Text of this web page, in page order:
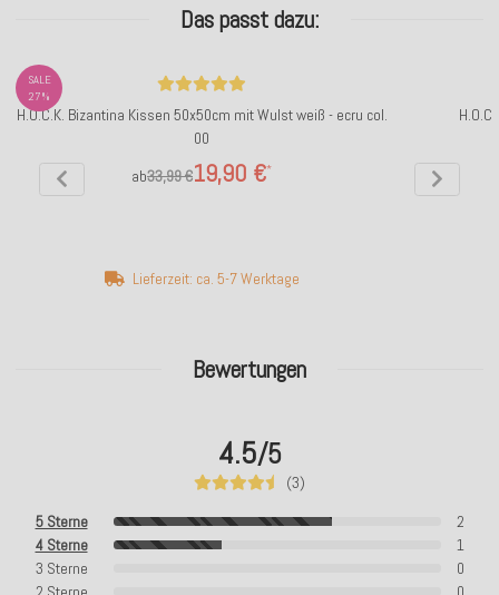
Bewertungen
4.5/5
(3)
5 Sterne
2
4 Sterne
1
3 Sterne
0
Das passt dazu:
SALE
27%
H.O.C.K. Bizantina Kissen 50x50cm mit Wulst weiß - ecru col.
00
ab
19,90 €*
33,99 €
Lieferzeit: ca. 5-7 Werktage